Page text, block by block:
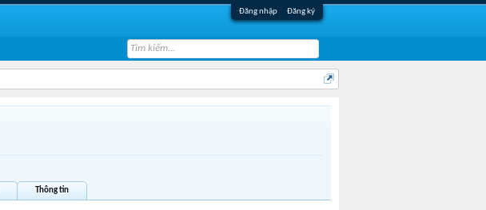
Đăng nhập Đăng ký
Thông tin